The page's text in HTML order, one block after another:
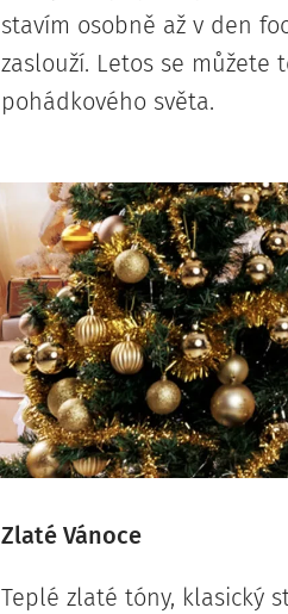
stavím osobně až v den
zaslouží. Letos se
pohádkového světa.
Zlaté Vánoce
Teplé zlaté tóny, klasický